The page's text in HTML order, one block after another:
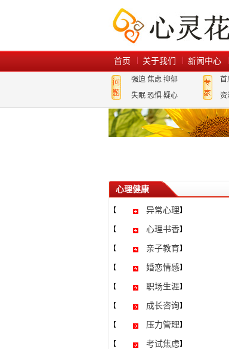
首页 关于我们 新闻中心
强迫 焦虑 抑郁
失眠 恐惧 疑心
首
资
心理健康
【 异常心理】
【 心理书香】
【 亲子教育】
【 婚恋情感】
【 职场生涯】
【 成长咨询】
【 压力管理】
【 考试焦虑】